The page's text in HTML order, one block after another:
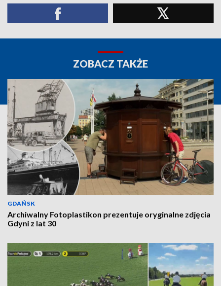
ZOBACZ TAKŻE
GDAŃSK
Archiwalny Fotoplastikon prezentuje oryginalne zdjęcia
Gdyni z lat 30